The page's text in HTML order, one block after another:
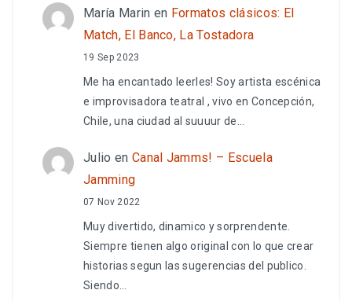
María Marin en Formatos clásicos: El
Match, El Banco, La Tostadora
19 Sep 2023
Me ha encantado leerles! Soy artista escénica
e improvisadora teatral , vivo en Concepción,
Chile, una ciudad al suuuur de…
Julio en Canal Jamms! – Escuela
Jamming
07 Nov 2022
Muy divertido, dinamico y sorprendente.
Siempre tienen algo original con lo que crear
historias segun las sugerencias del publico.
Siendo…